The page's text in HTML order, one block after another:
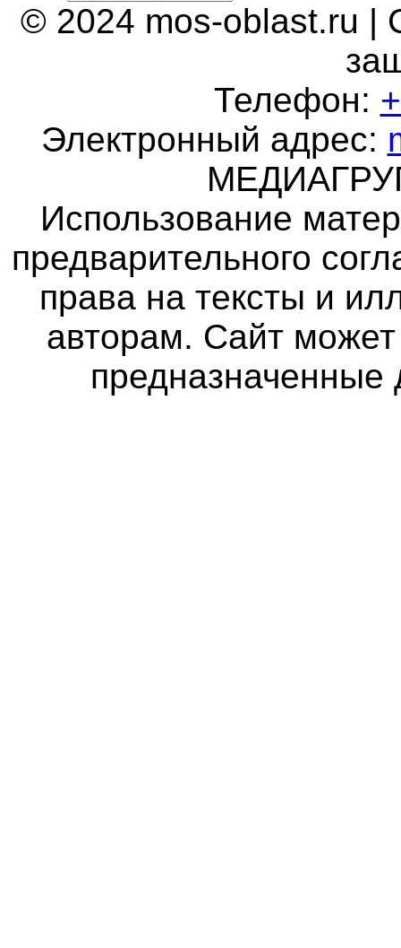
© 2024 mos-oblast.ru |
Телефон:
Электронный адрес:
Использование
предварительного
права на тексты и
авторам. Сайт